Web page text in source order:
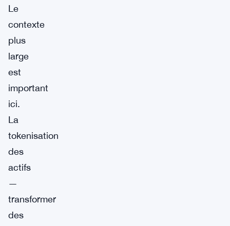
Le
contexte
plus
large
est
important
ici.
La
tokenisation
des
actifs
—
transformer
des